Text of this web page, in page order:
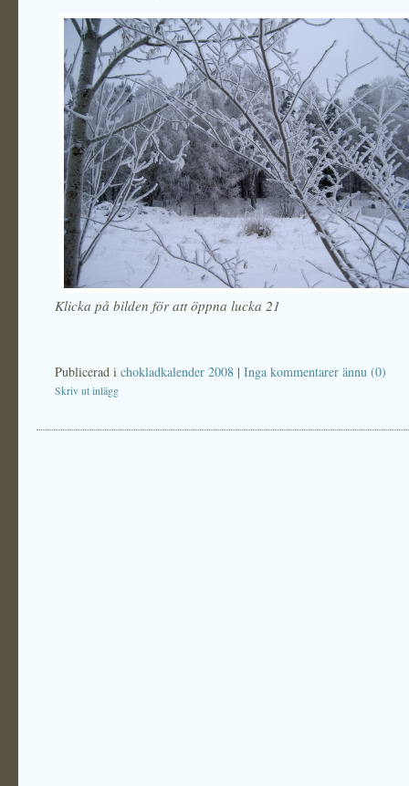
Klicka på bilden för att öppna lucka 21
Publicerad i chokladkalender 2008 | Inga kommentarer ännu (0)
Skriv ut inlägg